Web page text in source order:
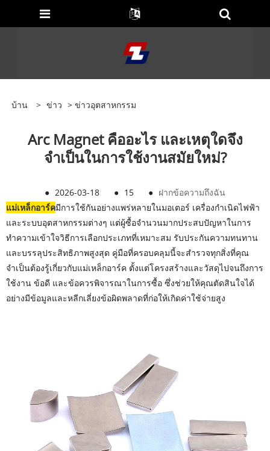
บ้าน > ข่าว > ข่าวอุตสาหกรรม
Arc Magnet คืออะไร และเหตุใดจึง
จำเป็นในการใช้งานสมัยใหม่?
● 2026-03-18 ● 15 ● ฝากข้อความถึงฉัน
แม่เหล็กอาร์คมีการใช้กันอย่างแพร่หลายในมอเตอร์ เครื่องกำเนิดไฟฟ้า
และระบบอุตสาหกรรมต่างๆ แต่ผู้ซื้อจำนวนมากประสบปัญหาในการ
ทำความเข้าใจวิธีการเลือกประเภทที่เหมาะสม รับประกันความทนทาน
และบรรลุประสิทธิภาพสูงสุด คู่มือที่ครอบคลุมนี้จะสำรวจทุกสิ่งที่คุณ
จำเป็นต้องรู้เกี่ยวกับแม่เหล็กอาร์ค ตั้งแต่โครงสร้างและวัสดุไปจนถึงการ
ใช้งาน ข้อดี และข้อควรพิจารณาในการซื้อ ซึ่งช่วยให้คุณตัดสินใจได้
อย่างมีข้อมูลและหลีกเลี่ยงข้อผิดพลาดที่ก่อให้เกิดค่าใช้จ่ายสูง